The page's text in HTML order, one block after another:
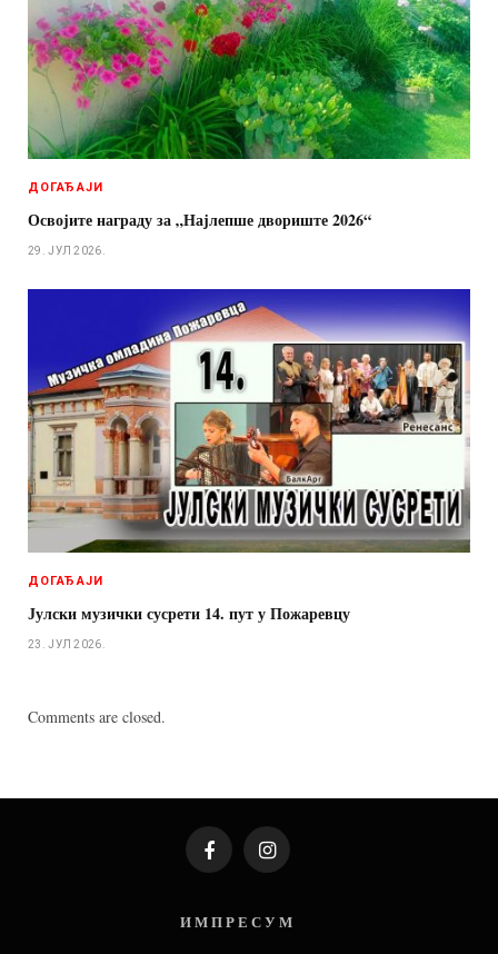
ДОГАЂАЈИ
Освојите награду за „Најлепше двориште 2026“
29. ЈУЛ 2026.
ДОГАЂАЈИ
Јулски музички сусрети 14. пут у Пожаревцу
23. ЈУЛ 2026.
Comments are closed.
FacebookInstagram
И М П Р Е С У М